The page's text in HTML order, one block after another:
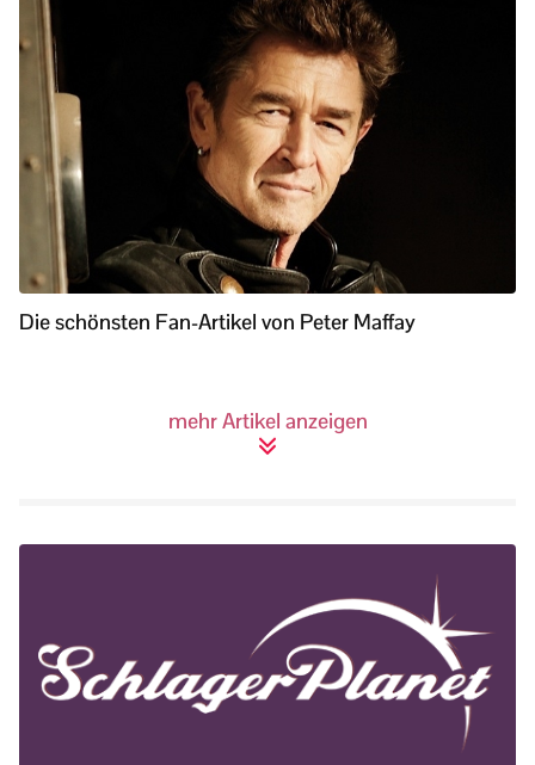
Die schönsten Fan-Artikel von Peter Maffay
mehr Artikel anzeigen